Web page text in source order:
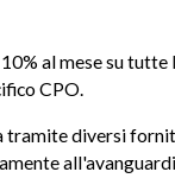
al mese su tutte
CPO.
tramite diversi